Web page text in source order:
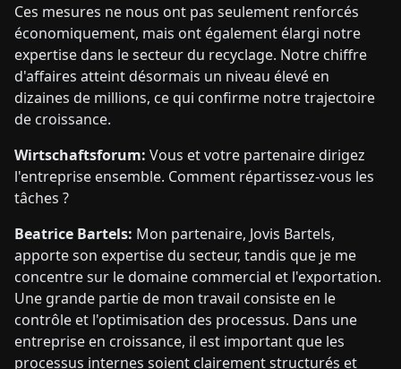
Ces mesures ne nous ont pas seulement renforcés
économiquement, mais ont également élargi notre
expertise dans le secteur du recyclage. Notre chiffre
d'affaires atteint désormais un niveau élevé en
dizaines de millions, ce qui confirme notre trajectoire
de croissance.
Wirtschaftsforum: Vous et votre partenaire dirigez
l'entreprise ensemble. Comment répartissez-vous les
tâches ?
Beatrice Bartels: Mon partenaire, Jovis Bartels,
apporte son expertise du secteur, tandis que je me
concentre sur le domaine commercial et l'exportation.
Une grande partie de mon travail consiste en le
contrôle et l'optimisation des processus. Dans une
entreprise en croissance, il est important que les
processus internes soient clairement structurés et